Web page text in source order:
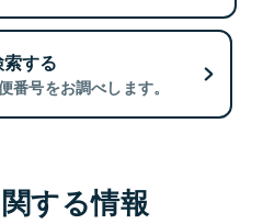
する
番号をお調べします。
する情報